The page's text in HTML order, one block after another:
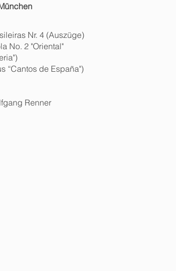
Nr. 4 (Auszüge)
No. 2 "Oriental"
“Cantos de España")
Renner